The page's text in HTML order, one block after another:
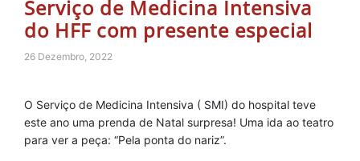
Serviço de Medicina Intensiva
do HFF com presente especial
26 Dezembro, 2022
O Serviço de Medicina Intensiva ( SMI) do hospital teve
este ano uma prenda de Natal surpresa! Uma ida ao teatro
para ver a peça: “Pela ponta do nariz”.